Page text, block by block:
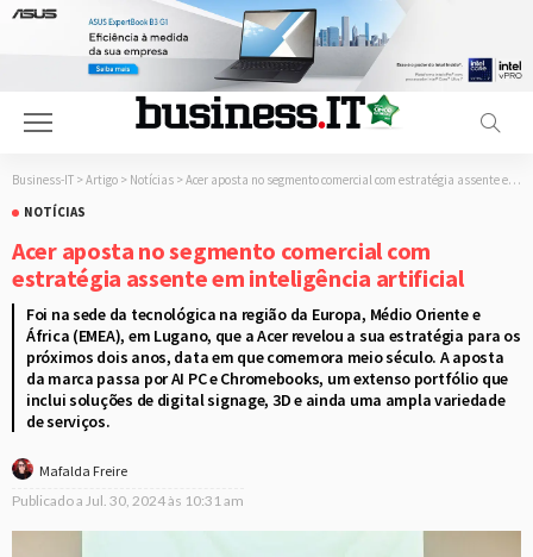
Business-IT > Artigo > Notícias > Acer aposta no segmento comercial com estratégia assente em inteligência artificial
NOTÍCIAS
Acer aposta no segmento comercial com
estratégia assente em inteligência artificial
Foi na sede da tecnológica na região da Europa, Médio Oriente e
África (EMEA), em Lugano, que a Acer revelou a sua estratégia para os
próximos dois anos, data em que comemora meio século. A aposta
da marca passa por AI PC e Chromebooks, um extenso portfólio que
inclui soluções de digital signage, 3D e ainda uma ampla variedade
de serviços.
Mafalda Freire
Publicado a Jul. 30, 2024 às 10:31 am